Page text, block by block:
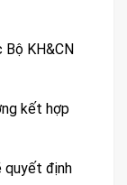
KH&CN
kết hợp
quyết định